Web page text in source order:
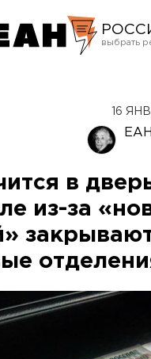
16
в
из-за